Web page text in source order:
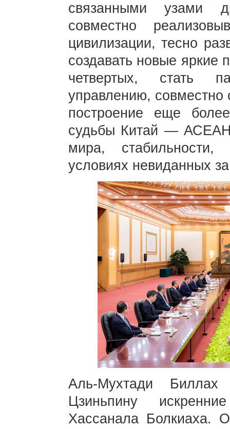
связанными узами
совместно
цивилизации, тесно
создавать новые
четвертых, стать
управлению,
построение еще
судьбы Китай —
мира,
условиях невиданных
Аль-Мухтади
Цзиньпину
Хассанала Болкиаха.